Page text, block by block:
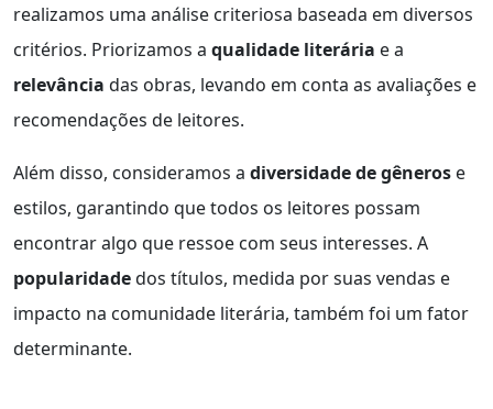
realizamos uma análise criteriosa baseada em diversos
critérios. Priorizamos a qualidade literária e a
relevância das obras, levando em conta as avaliações e
recomendações de leitores.
Além disso, consideramos a diversidade de gêneros e
estilos, garantindo que todos os leitores possam
encontrar algo que ressoe com seus interesses. A
popularidadedos títulos, medida por suas vendas e
impacto na comunidade literária, também foi um fator
determinante.